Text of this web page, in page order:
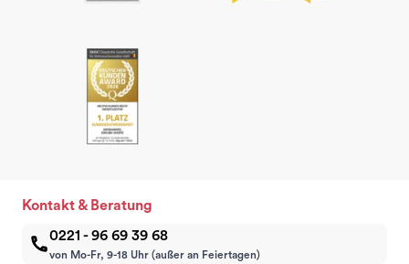
Kontakt & Beratung
0221 - 96 69 39 68
von Mo-Fr, 9-18 Uhr (außer an Feiertagen)